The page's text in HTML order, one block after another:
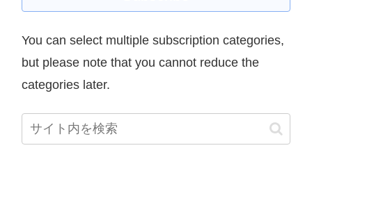
You can select multiple subscription categories,
but please note that you cannot reduce the
categories later.